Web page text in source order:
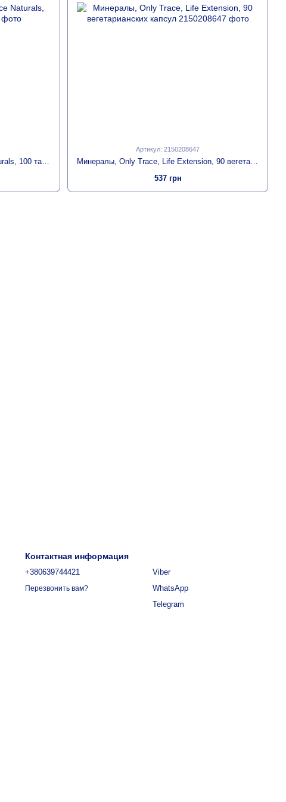
Ванадил Сульфат 10мг, Source Naturals, 100 таблеток
Артикул: 2150208647
Минералы, Only Trace, Life Extension, 90 вегетарианских капсул
537 грн
Контактная информация
+380639744421
Перезвонить вам?
Viber
WhatsApp
Telegram